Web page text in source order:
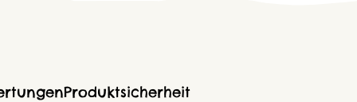
Produktsicherheit